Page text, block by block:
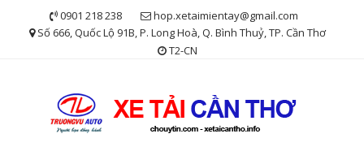
0901 218 238
hop.xetaimientay@gmail.com
Số 666, Quốc Lộ 91B, P. Long Hoà, Q. Bình Thuỷ, TP. Cần Thơ
T2-CN